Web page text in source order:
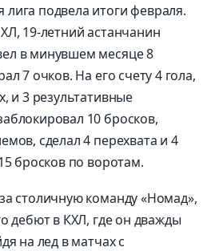
подвела итоги февраля.
19-летний астанчанин
в минувшем месяце 8
7 очков. На его счету 4 гола,
и 3 результативные
10 бросков,
сделал 4 перехвата и 4
бросков по воротам.
столичную команду «Номад»,
дебют в КХЛ, где он дважды
на лед в матчах с